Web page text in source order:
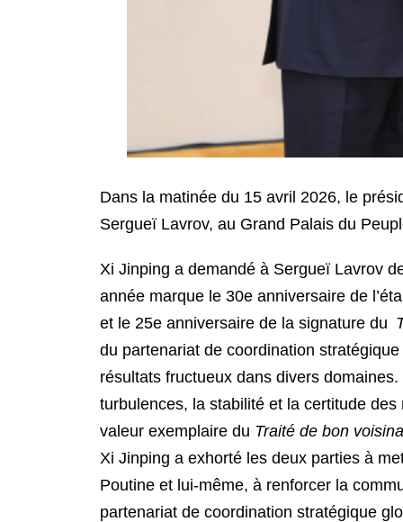
Dans la matinée du 15 avril 2026, le
Sergueï Lavrov, au Grand Palais du
Xi Jinping a demandé à Sergueï Lavrov
année marque le 30e anniversaire de
et le 25e anniversaire de la signature du
du partenariat de coordination
résultats fructueux dans divers
turbulences, la stabilité et la certitude
valeur exemplaire du Traité de bon
Xi Jinping a exhorté les deux parties à
Poutine et lui-même, à renforcer la
partenariat de coordination stratégique